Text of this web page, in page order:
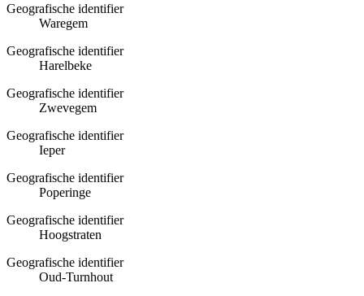
Geografische identifier
Waregem
Geografische identifier
Harelbeke
Geografische identifier
Zwevegem
Geografische identifier
Ieper
Geografische identifier
Poperinge
Geografische identifier
Hoogstraten
Geografische identifier
Oud-Turnhout